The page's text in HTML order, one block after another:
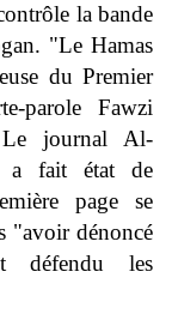
la bande
"Le Hamas
du Premier
parole Fawzi
Le journal Al-
a fait état de
page se
"avoir dénoncé
défendu les